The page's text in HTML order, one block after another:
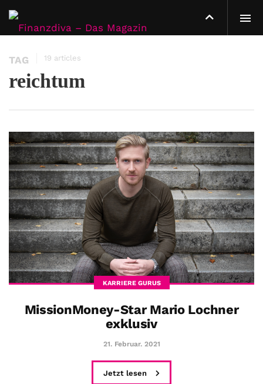
TAG 19 articles
reichtum
KARRIERE GURUS
MissionMoney-Star Mario Lochner
exklusiv
21. Februar. 2021
Jetzt lesen